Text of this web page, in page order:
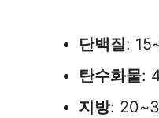
단백질:
탄수화물:
지방: